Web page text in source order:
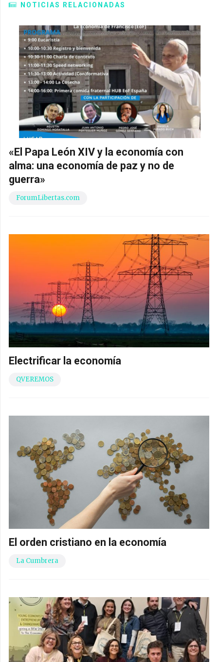
NOTICIAS RELACIONADAS
«El Papa León XIV y la economía con
alma: una economía de paz y no de
guerra»
ForumLibertas.com
Electrificar la economía
QVEREMOS
El orden cristiano en la economía
La Cumbrera